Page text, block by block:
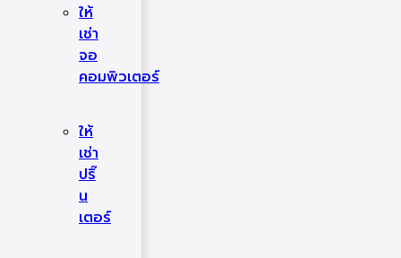
ให้
เช่า
จอ
คอมพิวเตอร์
ให้
เช่า
ปริ๊
น
เตอร์